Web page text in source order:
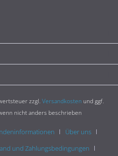
zzgl. Versandkosten und ggf.
nicht anders beschrieben
Über uns
und Zahlungsbedingungen